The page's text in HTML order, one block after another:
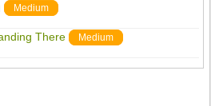
Medium
There Medium